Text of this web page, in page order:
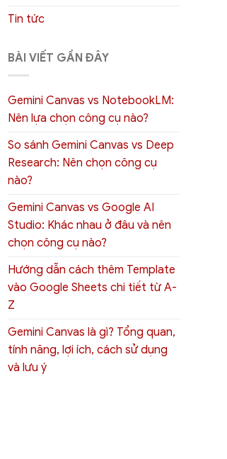
Tin tức
BÀI VIẾT GẦN ĐÂY
Gemini Canvas vs NotebookLM:
Nên lựa chọn công cụ nào?
So sánh Gemini Canvas vs Deep
Research: Nên chọn công cụ
nào?
Gemini Canvas vs Google AI
Studio: Khác nhau ở đâu và nên
chọn công cụ nào?
Hướng dẫn cách thêm Template
vào Google Sheets chi tiết từ A-
Z
Gemini Canvas là gì? Tổng quan,
tính năng, lợi ích, cách sử dụng
và lưu ý